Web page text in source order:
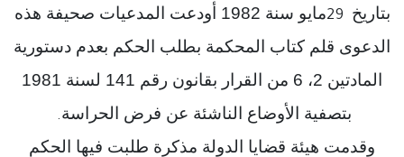
بتاريخ 29
مايو سنة 1982 أودعت المدعيات صحيفة هذه
الدعوى قلم كتاب المحكمة بطلب الحكم بعدم دستورية
المادتين 2، 6 من القرار بقانون رقم 141 لسنة 1981
بتصفية الأوضاع الناشئة عن فرض الحراسة.
وقدمت هيئة قضايا الدولة مذكرة طلبت فيها الحكم